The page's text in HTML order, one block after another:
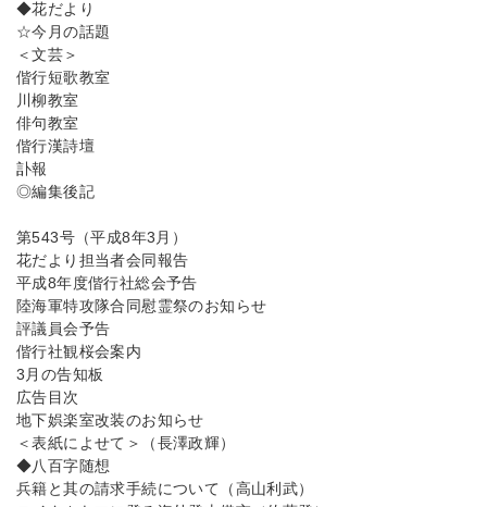
◆花だより
☆今月の話題
＜文芸＞
偕行短歌教室
川柳教室
俳句教室
偕行漢詩壇
訃報
◎編集後記
第543号（平成8年3月）
花だより担当者会同報告
平成8年度偕行社総会予告
陸海軍特攻隊合同慰霊祭のお知らせ
評議員会予告
偕行社観桜会案内
3月の告知板
広告目次
地下娯楽室改装のお知らせ
＜表紙によせて＞（長澤政輝）
◆八百字随想
兵籍と其の請求手続について（高山利武）